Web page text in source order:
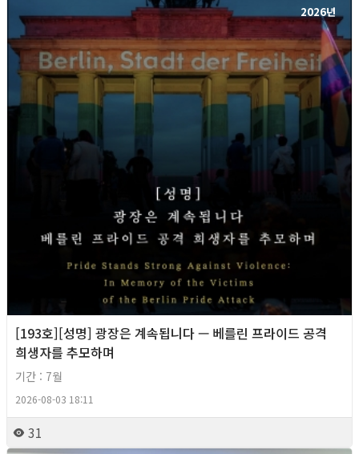
2026년
[193호][성명] 광장은 계속됩니다 — 베를린 프라이드 공격
희생자를 추모하며
기간 : 7월
2026-08-03 18:11
31